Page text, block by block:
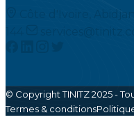
Côte d'Ivoire,
© Copyright TINITZ 2025 -
Termes & conditions